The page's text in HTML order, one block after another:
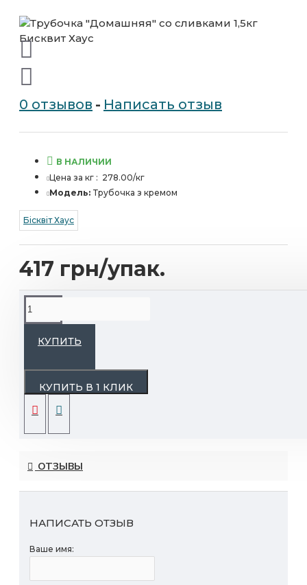
0 отзывов - Написать отзыв
417 грн/упак.
В НАЛИЧИИ
Цена за кг : 278.00/кг
Модель: Трубочка з кремом
Бісквіт Хаус
КУПИТЬ
КУПИТЬ В 1 КЛИК
Срок годности: 7 дней.
ОТЗЫВЫ
НАПИСАТЬ ОТЗЫВ
Ваше имя: